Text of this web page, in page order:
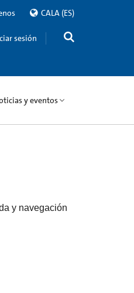
CALA (ES)
sesión
y eventos
y navegación